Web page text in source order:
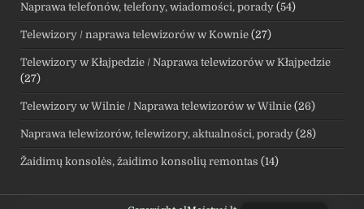
Naprawa telefonów, telefony, wiadomości, porady (54)
Telewizory / naprawa telewizorów w Kownie (27)
Telewizory w Kłajpedzie / Naprawa telewizorów w Kłajpedzie
(27)
Telewizory w Wilnie / Naprawa telewizorów w Wilnie (26)
Naprawa telewizorów, telewizory, aktualności, porady (28)
Žaidimų konsolės, žaidimo konsolių remontas (14)